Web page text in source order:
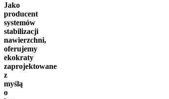
Jako
producent
systemów
stabilizacji
nawierzchni,
oferujemy
ekokraty
zaprojektowane
z
myślą
o